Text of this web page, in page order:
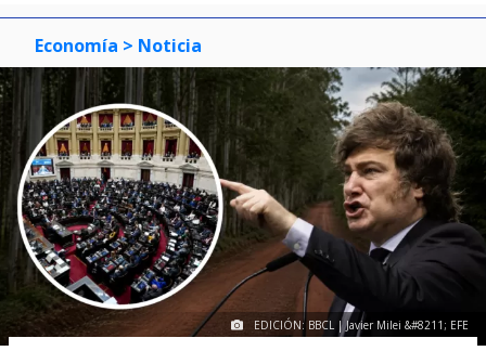
Economía > Noticia
EDICIÓN: BBCL | Javier Milei &#8211; EFE